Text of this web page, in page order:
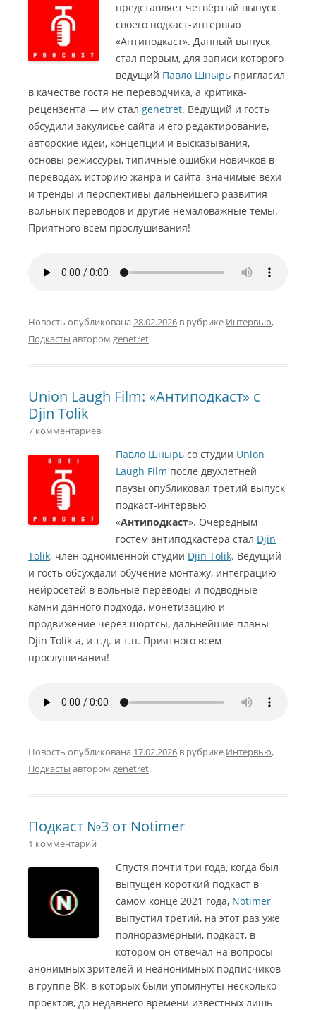
представляет четвёртый выпуск
своего подкаст-интервью
«Антиподкаст». Данный выпуск
стал первым, для записи которого
ведущий Павло Шнырь пригласил
в качестве гостя не переводчика, а критика-
рецензента — им стал genetret. Ведущий и гость
обсудили закулисье сайта и его редактирование,
авторские идеи, концепции и высказывания,
основы режиссуры, типичные ошибки новичков в
переводах, историю жанра и сайта, значимые вехи
и тренды и перспективы дальнейшего развития
вольных переводов и другие немаловажные темы.
Приятного всем прослушивания!
Новость опубликована28.02.2026 в рубрике Интервью,
Подкасты автором genetret.
Union Laugh Film: «Антиподкаст» с
Djin Tolik
7 комментариев
Павло Шнырь со студии Union
Laugh Film после двухлетней
паузы опубликовал третий выпуск
подкаст-интервью
«Антиподкаст». Очередным
гостем антиподкастера стал Djin
Tolik, член одноименной студии Djin Tolik. Ведущий
и гость обсуждали обучение монтажу, интеграцию
нейросетей в вольные переводы и подводные
камни данного подхода, монетизацию и
продвижение через шортсы, дальнейшие планы
Djin Tolik-а, и т.д. и т.п. Приятного всем
прослушивания!
Новость опубликована 17.02.2026 в рубрике Интервью,
Подкасты автором genetret.
Подкаст №3 от Notimer
1 комментарий
Спустя почти три года, когда был
выпущен короткий подкаст в
самом конце 2021 года, Notimer
выпустил третий, на этот раз уже
полноразмерный, подкаст, в
котором он отвечал на вопросы
анонимных зрителей и неанонимных подписчиков
в группе ВК, в которых были упомянуты несколько
проектов, до недавнего времени известных лишь